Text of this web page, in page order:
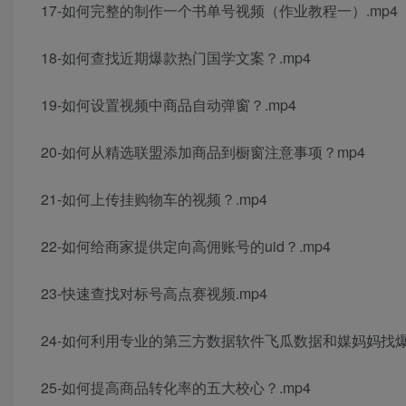
17-如何完整的制作一个书单号视频（作业教程一）.mp4
18-如何查找近期爆款热门国学文案？.mp4
19-如何设置视频中商品自动弹窗？.mp4
20-如何从精选联盟添加商品到橱窗注意事项？mp4
21-如何上传挂购物车的视频？.mp4
22-如何给商家提供定向高佣账号的uid？.mp4
23-快速查找对标号高点赛视频.mp4
24-如何利用专业的第三方数据软件飞瓜数据和媒妈妈找
25-如何提高商品转化率的五大校心？.mp4